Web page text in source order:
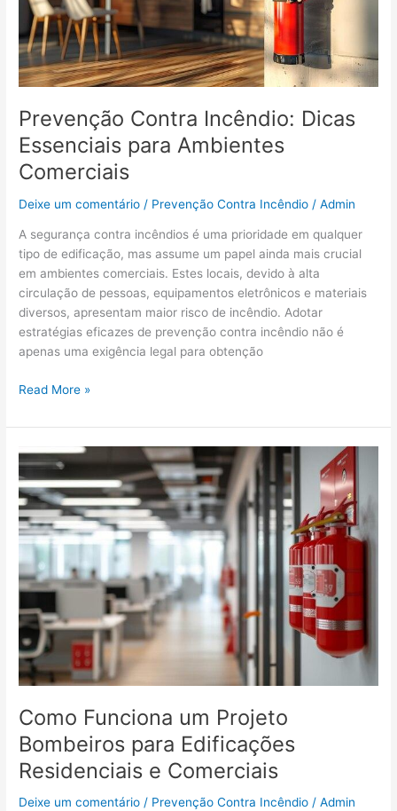
Prevenção Contra Incêndio: Dicas
Essenciais para Ambientes
Comerciais
Deixe um comentário / Prevenção Contra Incêndio /Admin
A segurança contra incêndios é uma prioridade em qualquer
tipo de edificação, mas assume um papel ainda mais crucial
em ambientes comerciais. Estes locais, devido à alta
circulação de pessoas, equipamentos eletrônicos e materiais
diversos, apresentam maior risco de incêndio. Adotar
estratégias eficazes de prevenção contra incêndio não é
apenas uma exigência legal para obtenção
Ambientes
Comerciais
Read More »
Como Funciona um Projeto
Bombeiros para Edificações
Residenciais e Comerciais
Deixe um comentário / Prevenção Contra Incêndio /Admin
Como
Funciona
um
Projeto
Bombeiros
para
Edificações
Residenciais
e
Comerciais